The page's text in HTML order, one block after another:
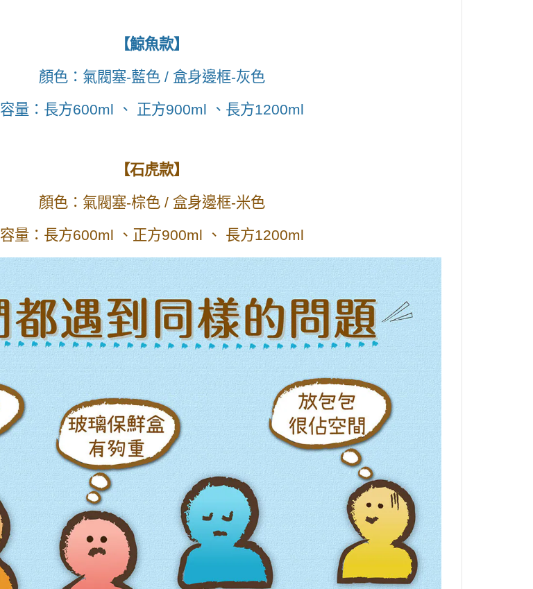
【鯨魚款】
顏色：氣閥塞-藍色 / 盒身邊框-灰色
容量： 長方600ml 、 正方900ml 、 長方1200ml
【石虎款】
顏色：氣閥塞-棕色 / 盒身邊框-米色
容量：長方600ml 、正方900ml 、 長方1200ml